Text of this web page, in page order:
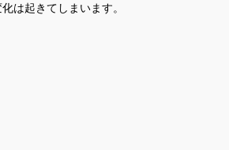
は起きてしまいます。